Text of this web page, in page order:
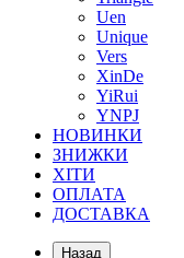
Uen
Unique
Vers
XinDe
YiRui
YNPJ
НОВИНКИ
ЗНИЖКИ
ХІТИ
ОПЛАТА
ДОСТАВКА
Назад